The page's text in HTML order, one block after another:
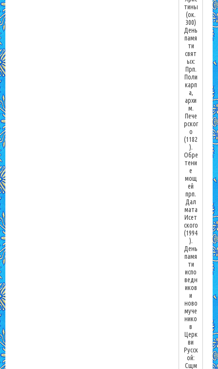
тины
(ок.
300)
День
памя
ти
свят
ых:
Прп.
Поли
карп
а,
архи
м.
Пече
рског
о
(1182
).
Обре
тени
е
мощ
ей
прп.
Дал
мата
Исет
ского
(1994
).
День
памя
ти
испо
ведн
иков
и
ново
муче
нико
в
Церк
ви
Русск
ой:
Сщм